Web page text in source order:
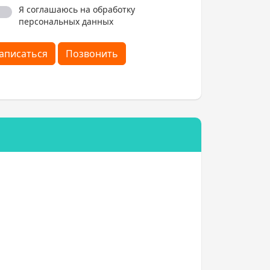
Я соглашаюсь на обработку
персональных данных
Позвонить